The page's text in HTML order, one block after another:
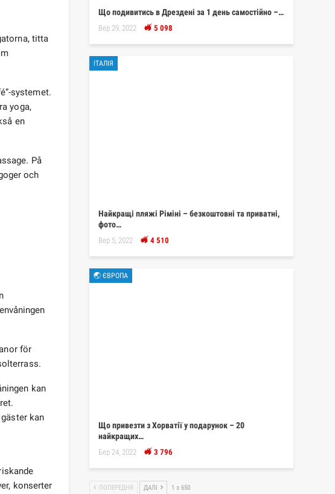
titta
systemet.
yoga,
en
På
och
för
kan
kan
konserter
Що подивитись в Дрездені за 1 день самостійно –…
Вер 29, 2022 5 098
ІТАЛІЯ
Найкращі пляжі Ріміні – безкоштовні та приватні,
фото…
Вер 5, 2022 4 510
🌏 ЄВРОПА
Що привезти з Хорватії у подарунок – 20
найкращих…
Бер 24, 2022 3 796
ПОПЕРЕДНЯ ДАЛІ 1 з 650